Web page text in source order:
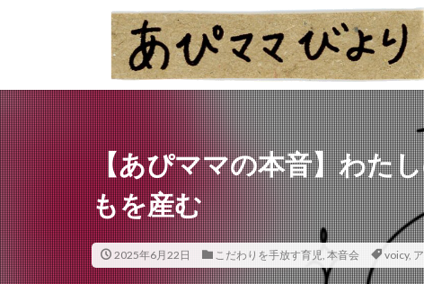
【あぴママの本音】わた
もを産む
2025年6月22日 こだわりを手放す育児, 本音会 voicy,